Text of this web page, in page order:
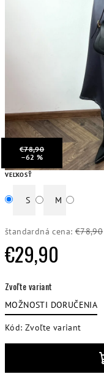
VEĽKOSŤ
S M
štandardná cena: €78,90
€29,90
cena:
Zvoľte variant
MOŽNOSTI DORUČENIA
Kód: Zvoľte variant
€78,90
–62 %